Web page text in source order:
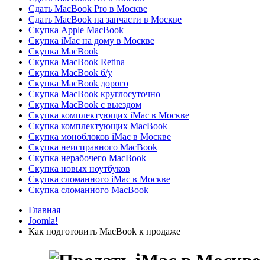
Сдать MacBook Pro в Москве
Сдать MacBook на запчасти в Москве
Скупка Apple MacBook
Скупка iMac на дому в Москве
Скупка MacBook
Скупка MacBook Retina
Скупка MacBook б/у
Скупка MacBook дорого
Скупка MacBook круглосуточно
Скупка MacBook с выездом
Скупка комплектующих iMac в Москве
Скупка комплектующих MacBook
Скупка моноблоков iMac в Москве
Скупка неисправного MacBook
Скупка нерабочего MacBook
Скупка новых ноутбуков
Скупка сломанного iMac в Москве
Скупка сломанного MacBook
Главная
Joomla!
Как подготовить MacBook к продаже